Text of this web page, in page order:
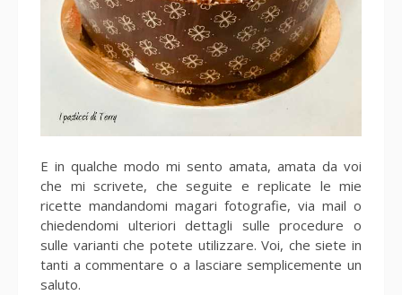
E in qualche modo mi sento amata, amata da voi
che mi scrivete, che seguite e replicate le mie
ricette mandandomi magari fotografie, via mail o
chiedendomi ulteriori dettagli sulle procedure o
sulle varianti che potete utilizzare. Voi, che siete in
tanti a commentare o a lasciare semplicemente un
saluto.